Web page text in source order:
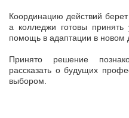
Координацию действий
а колледжи готовы принять
помощь в адаптации в новом
Принято решение
рассказать о будущих
выбором.